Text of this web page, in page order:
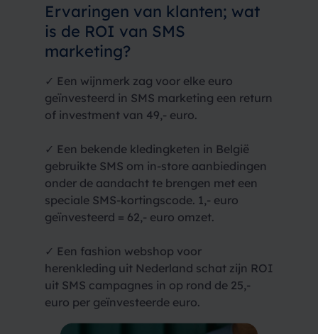
Ervaringen van klanten; wat
is de ROI van SMS
marketing?
✓ Een wijnmerk zag voor elke euro
geïnvesteerd in SMS marketing een return
of investment van 49,- euro.
✓ Een bekende kledingketen in België
gebruikte SMS om in-store aanbiedingen
onder de aandacht te brengen met een
speciale SMS-kortingscode. 1,- euro
geïnvesteerd = 62,- euro omzet.
✓ Een fashion webshop voor
herenkleding uit Nederland schat zijn ROI
uit SMS campagnes in op rond de 25,-
euro per geïnvesteerde euro.